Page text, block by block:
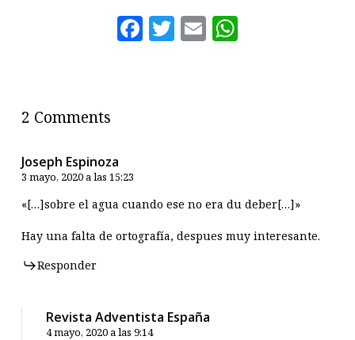
Facebook
Twitter
Email
2 Comments
Joseph Espinoza
3 mayo, 2020 a las 15:23
«[…]sobre el agua cuando ese no era du deber[…]»
Hay una falta de ortografía, despues muy interesante.
Responder
Revista Adventista España
4 mayo, 2020 a las 9:14